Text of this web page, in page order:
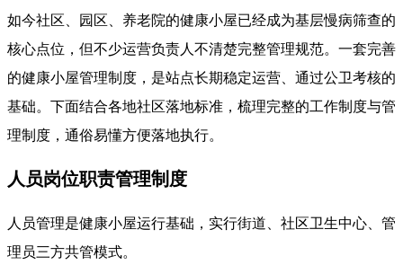
如今社区、园区、养老院的健康小屋已经成为基层慢病筛查的
核心点位，但不少运营负责人不清楚完整管理规范。一套完善
的健康小屋管理制度，是站点长期稳定运营、通过公卫考核的
基础。下面结合各地社区落地标准，梳理完整的工作制度与管
理制度，通俗易懂方便落地执行。
人员岗位职责管理制度
人员管理是健康小屋运行基础，实行街道、社区卫生中心、管
理员三方共管模式。